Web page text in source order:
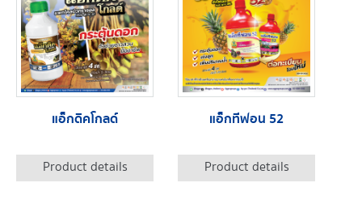
แอ็กดิคโกลด์
Product details
แอ็กทีฟอน 52
Product details